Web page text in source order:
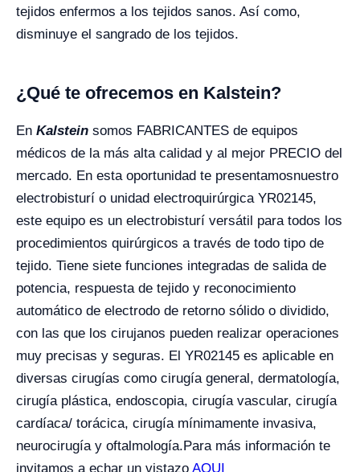
tejidos enfermos a los tejidos sanos. Así como,
disminuye el sangrado de los tejidos.
¿Qué te ofrecemos en Kalstein?
En Kalstein somos FABRICANTES de equipos
médicos de la más alta calidad y al mejor PRECIO del
mercado. En esta oportunidad te presentamosnuestro
electrobisturí o unidad electroquirúrgica YR02145,
este equipo es un electrobisturí versátil para todos los
procedimientos quirúrgicos a través de todo tipo de
tejido. Tiene siete funciones integradas de salida de
potencia, respuesta de tejido y reconocimiento
automático de electrodo de retorno sólido o dividido,
con las que los cirujanos pueden realizar operaciones
muy precisas y seguras. El YR02145 es aplicable en
diversas cirugías como cirugía general, dermatología,
cirugía plástica, endoscopia, cirugía vascular, cirugía
cardíaca/ torácica, cirugía mínimamente invasiva,
neurocirugía y oftalmología.Para más información te
invitamos a echar un vistazo AQUI